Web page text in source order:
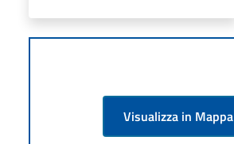
Visualizza in Mappa